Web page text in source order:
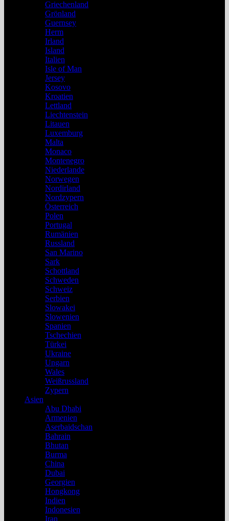
Griechenland
Grönland
Guernsey
Herm
Irland
Island
Italien
Isle of Man
Jersey
Kosovo
Kroatien
Lettland
Liechtenstein
Litauen
Luxemburg
Malta
Monaco
Montenegro
Niederlande
Norwegen
Nordirland
Nordzypern
Österreich
Polen
Portugal
Rumänien
Russland
San Marino
Sark
Schottland
Schweden
Schweiz
Serbien
Slowakei
Slowenien
Spanien
Tschechien
Türkei
Ukraine
Ungarn
Wales
Weißrussland
Zypern
Asien
Abu Dhabi
Armenien
Aserbaidschan
Bahrain
Bhutan
Burma
China
Dubai
Georgien
Hongkong
Indien
Indonesien
Iran